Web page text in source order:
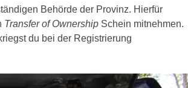
Behörde der Provinz. Hierfür
Transfer of Ownership Schein mitnehmen.
du bei der Registrierung